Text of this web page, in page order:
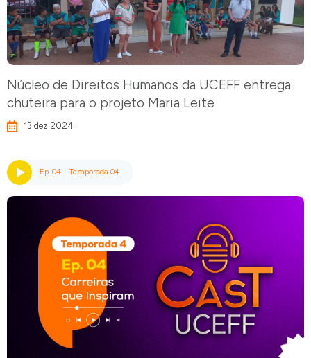
Núcleo de Direitos Humanos da UCEFF entrega
chuteira para o projeto Maria Leite
13 dez 2024
Ep. 04 - Temporada 04